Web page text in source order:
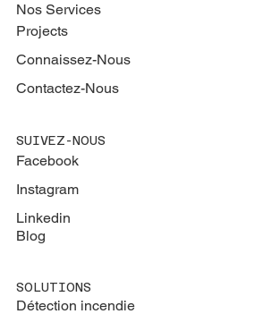
Nos Services
Projects
Connaissez-Nous
Contactez-Nous
SUIVEZ-NOUS
Facebook
Instagram
Linkedin
Blog
SOLUTIONS
Détection incendie